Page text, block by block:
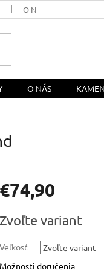
O NÁS
O NÁS
€74,90
cena:
Zvoľte variant
Veľkosť
Možnosti doručenia